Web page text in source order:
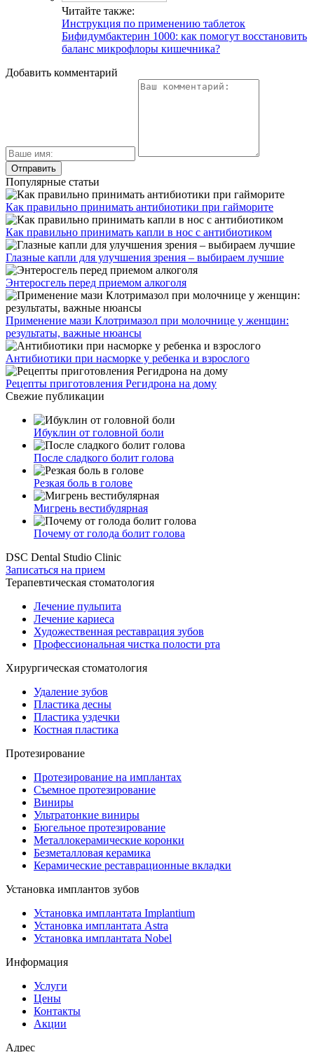
Читайте также:
Инструкция по применению таблеток
Бифидумбактерин 1000: как помогут восстановить
баланс микрофлоры кишечника?
Добавить комментарий
Популярные статьи
Как правильно принимать антибиотики при гайморите
Как правильно принимать капли в нос с антибиотиком
Глазные капли для улучшения зрения – выбираем лучшие
Энтеросгель перед приемом алкоголя
Применение мази Клотримазол при молочнице у женщин:
результаты, важные нюансы
Антибиотики при насморке у ребенка и взрослого
Рецепты приготовления Регидрона на дому
Свежие публикации
Ибуклин от головной боли
После сладкого болит голова
Резкая боль в голове
Мигрень вестибулярная
Почему от голода болит голова
DSC Dental Studio Clinic
Записаться на прием
Терапевтическая стоматология
Лечение пульпита
Лечение кариеса
Художественная реставрация зубов
Профессиональная чистка полости рта
Хирургическая стоматология
Удаление зубов
Пластика десны
Пластика уздечки
Костная пластика
Протезирование
Протезирование на имплантах
Съемное протезирование
Виниры
Ультратонкие виниры
Бюгельное протезирование
Металлокерамические коронки
Безметалловая керамика
Керамические реставрационные вкладки
Установка имплантов зубов
Установка имплантата Implantium
Установка имплантата Astra
Установка имплантата Nobel
Информация
Услуги
Цены
Контакты
Акции
Адрес